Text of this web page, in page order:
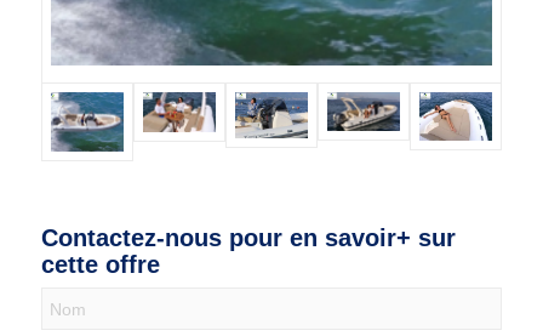
Contactez-nous pour en savoir+ sur
cette offre
Nous